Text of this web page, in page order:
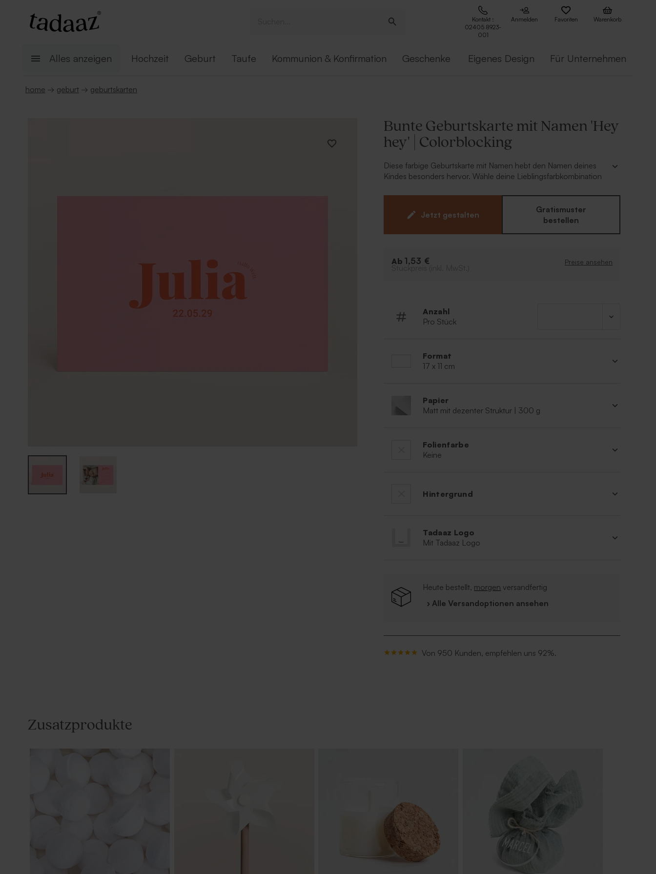
Kontakt :
02405 8923-
001
Anmelden Favoriten Warenkorb
Alles anzeigen Hochzeit Geburt Taufe Kommunion & Konfirmation Geschenke Eigenes Design Für Unternehmen
home → geburt → geburtskarten
Bunte Geburtskarte mit Namen 'Hey
hey' | Colorblocking
Diese farbige Geburtskarte mit Namen hebt den Namen deines
Kindes besonders hervor. Wähle deine Lieblingsfarbkombination
Wunders. Wähle passende Bonbontüten und Seifenblasen für
einen coolen Look.
EinfachkarteJetzt gestalten
Gratismuster
bestellen
Ab 1,53 € Preise ansehen
Anzahl
Pro Stück
Format
17 x 11 cm
Papier
Matt mit dezenter Struktur | 300 g
Folienfarbe
Keine
Hintergrund
Tadaaz Logo
Mit Tadaaz Logo
Heute bestellt, morgen versandfertig
› Alle Versandoptionen ansehen
Von 950 Kunden, empfehlen uns 92%.
Zusatzprodukte